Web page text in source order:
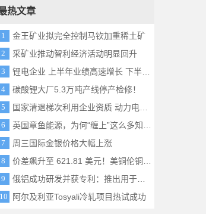
热文章
金王矿业拟完全控制马钦加重稀土矿
采矿业推动智利经济活动明显回升
锂电企业 上半年业绩高速增长 下半年排产预期强劲
碳酸锂大厂5.3万吨产线停产检修！
周三国际金银价格大幅上涨
俄铝成功研发并获专利：推出用于电化学防护的新型合金
阿尔及利亚Tosyali冷轧项目热试成功